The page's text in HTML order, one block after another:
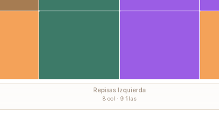
Repisas Izquierda
8 col · 9 filas